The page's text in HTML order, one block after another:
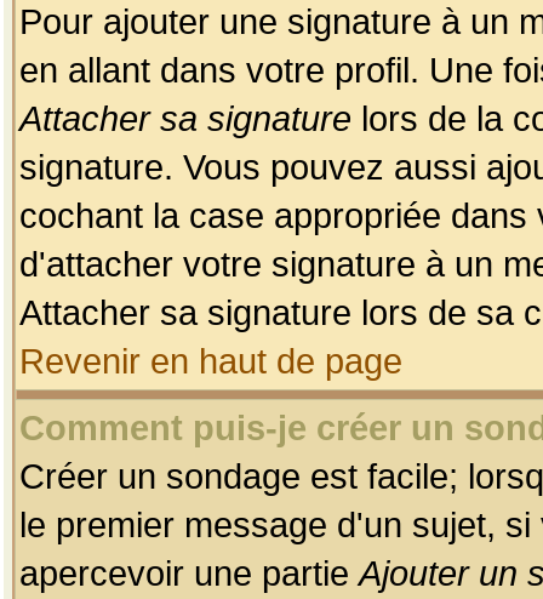
Pour ajouter une signature à un
en allant dans votre profil. Une
Attacher sa signature lors de la
signature. Vous pouvez aussi
cochant la case appropriée
d'attacher votre signature à un
Attacher sa signature lors de sa
Revenir en haut de page
Comment puis-je créer un
Créer un sondage est facile;
le premier message d'un sujet,
apercevoir une partieAjouter un